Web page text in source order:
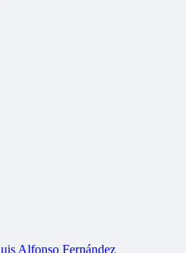
Alfonso Fernández